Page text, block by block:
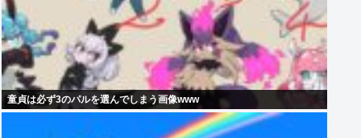
童貞は必ず3のパルを選んでしまう画像www